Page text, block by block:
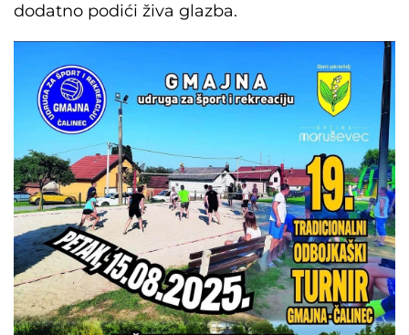
dodatno podići živa glazba.